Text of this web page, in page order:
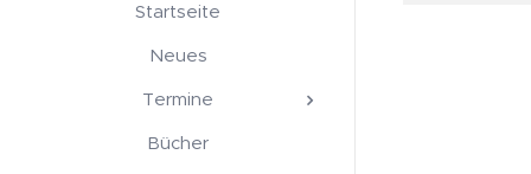
Startseite
Neues
Termine
Bücher